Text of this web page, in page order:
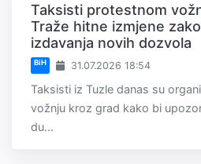
Taksisti protestnom
Traže hitne izmjene
izdavanja novih dozvola
BiH 31.07.2026 18:54
Taksisti iz Tuzle danas su
vožnju kroz grad kako bi
du...